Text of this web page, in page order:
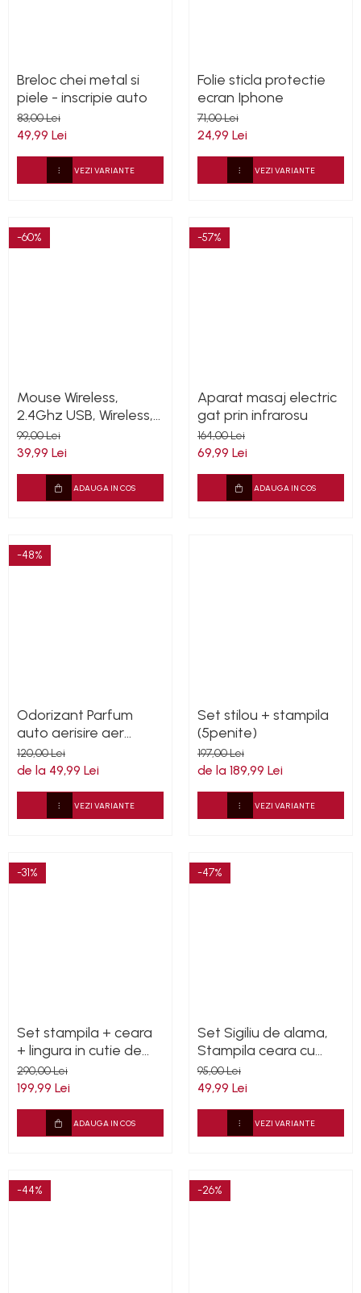
Breloc chei metal si
piele - inscripie auto
83,00 Lei
49,99 Lei
VEZI VARIANTE
Folie sticla protectie
ecran Iphone
71,00 Lei
24,99 Lei
VEZI VARIANTE
-60%
Mouse Wireless,
2.4Ghz USB, Wireless,
negru
99,00 Lei
39,99 Lei
ADAUGA IN COS
-57%
Aparat masaj electric
gat prin infrarosu
164,00 Lei
69,99 Lei
ADAUGA IN COS
-48%
Odorizant Parfum
auto aerisire aer
conditionat
120,00 Lei
de la 49,99 Lei
VEZI VARIANTE
Set stilou + stampila
(5penite)
197,00 Lei
de la 189,99 Lei
VEZI VARIANTE
-31%
Set stampila + ceara
+ lingura in cutie de
lemn gravat
290,00 Lei
199,99 Lei
ADAUGA IN COS
-47%
Set Sigiliu de alama,
Stampila ceara cu
maner lemn - diferite
modele
95,00 Lei
49,99 Lei
VEZI VARIANTE
-44% -26%